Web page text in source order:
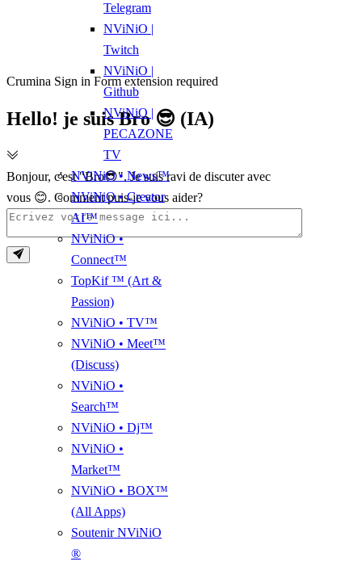
Crumina Sign in Form extension required
Hello! je suis Bro 😎 (IA)
Bonjour, c'est "Bro😎". Je suis ravi de discuter avec
vous 😊. Comment puis-je vous aider?
Telegram
NViNiO |
Twitch
NViNiO |
Github
NViNiO |
PECAZONE
TV
NViNiO • News™
NViNiO • Creator
AI™
NViNiO •
Connect™
TopKif ™ (Art &
Passion)
NViNiO • TV™
NViNiO • Meet™
(Discuss)
NViNiO •
Search™
NViNiO • Dj™
NViNiO •
Market™
NViNiO • BOX™
(All Apps)
Soutenir NViNiO
®